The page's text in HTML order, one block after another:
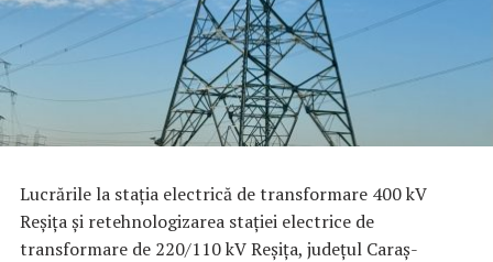
Lucrările la staţia electrică de transformare 400 kV
Reşiţa şi retehnologizarea staţiei electrice de
transformare de 220/110 kV Reşiţa, judeţul Caraş-